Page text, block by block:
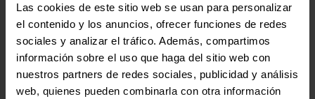
Las cookies de este sitio web se usan para personalizar
el contenido y los anuncios, ofrecer funciones de redes
sociales y analizar el tráfico. Además, compartimos
información sobre el uso que haga del sitio web con
nuestros partners de redes sociales, publicidad y análisis
web, quienes pueden combinarla con otra información
Mostrando 1 respuesta al debate
Respuesta a: Funda para unir dos colchones de 90
Tu información:
Nombre (obligatorio):